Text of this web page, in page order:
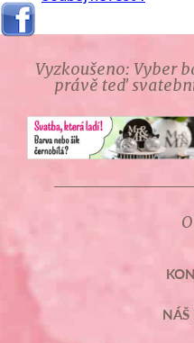
Vyzkoušeno: Vyber
právě teď
NÁŠ